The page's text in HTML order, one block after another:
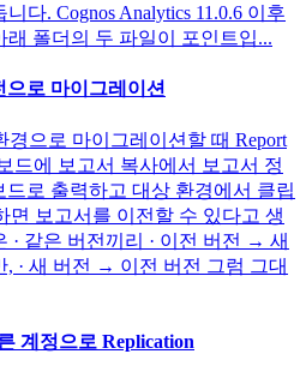
다. Cognos Analytics 11.0.6 이후
폴더의 두 파일이 포인트입...
으로 마이그레이션
경으로 마이그레이션할 때 Report
드에 보고서 복사에서 보고서 정
로 출력하고 대상 환경에서 클립
면 보고서를 이전할 수 있다고 생
· 같은 버전끼리 · 이전 버전 → 새
· 새 버전 → 이전 버전 그럼 그대
계정으로 Replication